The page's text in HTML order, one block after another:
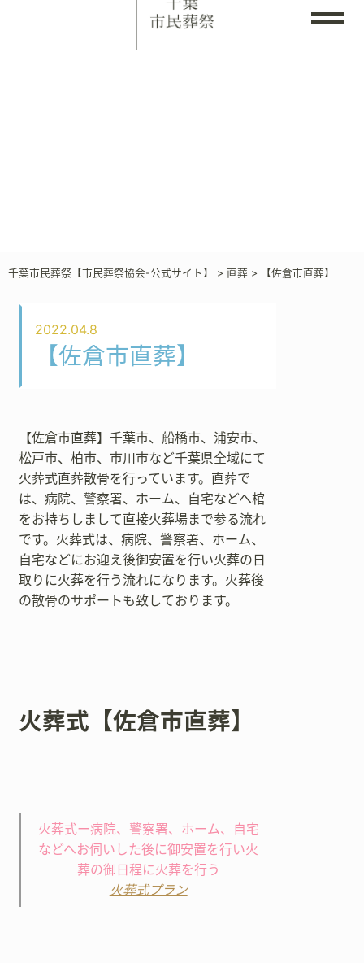
千葉市民葬祭【市民葬祭協会-公式サイト】 > 直葬 > 【佐倉市直葬】
2022.04.8
【佐倉市直葬】
【佐倉市直葬】千葉市、船橋市、浦安市、
松戸市、柏市、市川市など千葉県全域にて
火葬式直葬散骨を行っています。直葬で
は、病院、警察署、ホーム、自宅などへ棺
をお持ちしまして直接火葬場まで参る流れ
です。火葬式は、病院、警察署、ホーム、
自宅などにお迎え後御安置を行い火葬の日
取りに火葬を行う流れになります。火葬後
の散骨のサポートも致しております。
火葬式【佐倉市直葬】
火葬式ー病院、警察署、ホーム、自宅
などへお伺いした後に御安置を行い火
葬の御日程に火葬を行う
火葬式プラン